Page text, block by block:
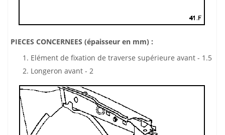
PIECES CONCERNEES (épaisseur en mm) :
Elément de fixation de traverse supérieure avant - 1.5
Longeron avant - 2